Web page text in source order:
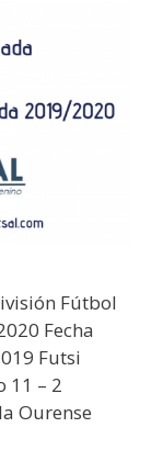
Fútbol
Fecha
Futsi
11 – 2
Ourense